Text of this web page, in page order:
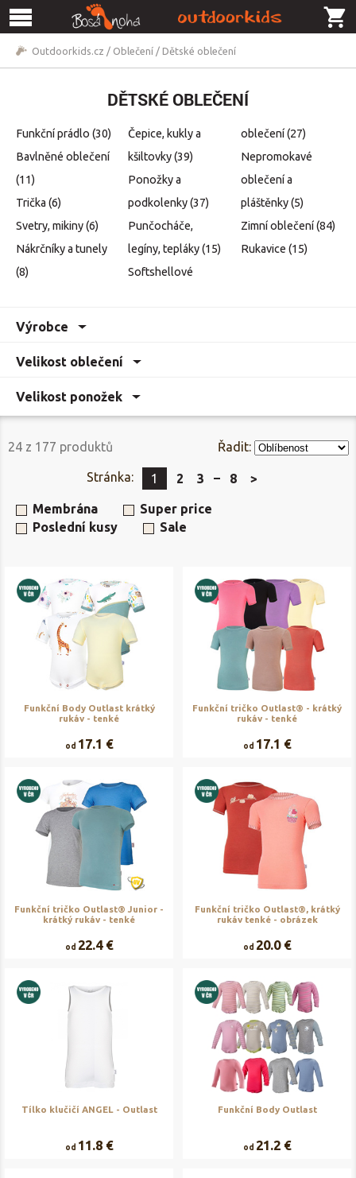
Outdoorkids.cz / Oblečení / Dětské oblečení
DĚTSKÉ OBLEČENÍ
Funkční prádlo (30)
Bavlněné oblečení
(11)
Trička (6)
Svetry, mikiny(6)
Nákrčníky a tunely
(8)
Čepice, kukly a
kšiltovky(39)
Ponožky a
podkolenky(37)
Punčocháče,
legíny, tepláky(15)
Softshellové
oblečení(27)
Nepromokavé
oblečení a
pláštěnky(5)
Zimní oblečení(84)
Rukavice (15)
Výrobce
Velikost oblečení
Velikost ponožek
24 z 177 produktů Řadit:
Stránka: 1 2 3 8 >
Membrána
Super price
Poslední kusy
Sale
Funkční Body Outlast krátký
rukáv - tenké
od 17.1 €
Funkční tričko Outlast® - krátký
rukáv - tenké
od 17.1 €
Funkční tričko Outlast® Junior -
krátký rukáv - tenké
od 22.4 €
Funkční tričko Outlast®, krátký
rukáv tenké - obrázek
od 20.0 €
Tílko klučičí ANGEL - Outlast
od 11.8 €
Funkční Body Outlast
od 21.2 €